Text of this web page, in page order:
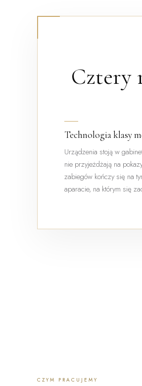
Cztery
Technologia klasy
Urządzenia stoją w
nie przyjeżdżają na
zabiegów kończy się na
aparacie, na którym się
CZYM PRACUJEMY